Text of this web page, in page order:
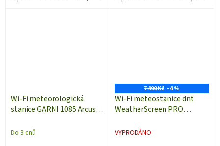
Wi-Fi meteorologická
stanice GARNI 1085 Arcus |
možnost detekce blesku
Do 3 dnů
7 490 Kč –4 %
Wi-Fi meteostanice dnt
WeatherScreen PRO
m
VYPRODÁNO